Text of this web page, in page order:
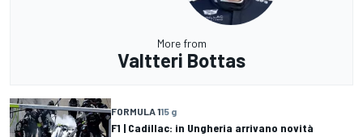
More from
Valtteri Bottas
FORMULA 115 g
F1 | Cadillac: in Ungheria arrivano novità